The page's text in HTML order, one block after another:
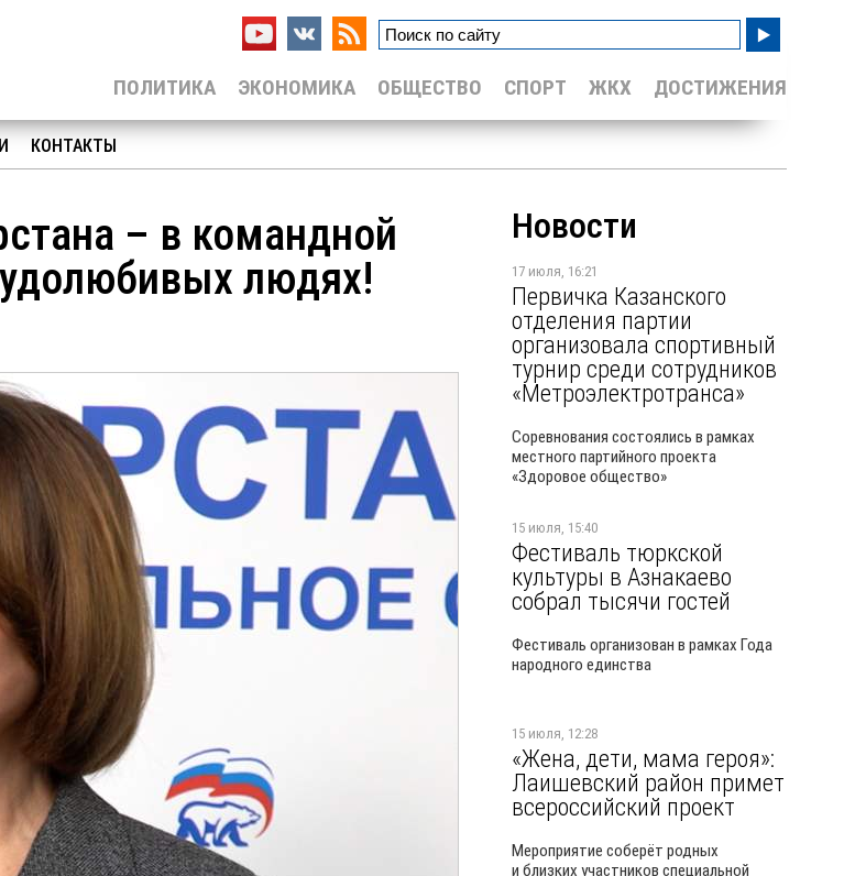
ДОСТИЖЕНИЯ
ЖКХ
СПОРТ
ОБЩЕСТВО
ЭКОНОМИКА
ПОЛИТИКА
КОНТАКТЫ
– в командной
людях!
Новости
17 июля, 16:21
Первичка Казанского
отделения партии
организовала спортивный
турнир среди сотрудников
«Метроэлектротранса»
Соревнования состоялись в рамках
местного партийного проекта
«Здоровое общество»
15 июля, 15:40
Фестиваль тюркской
культуры в Азнакаево
собрал тысячи гостей
Фестиваль организован в рамках Года
народного единства
15 июля, 12:28
«Жена, дети, мама героя»:
Лаишевский район примет
всероссийский проект
Мероприятие соберёт родных
и близких участников специальной